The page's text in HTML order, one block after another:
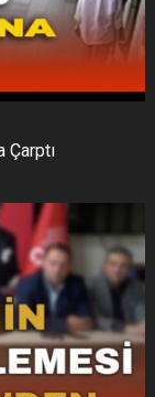
Çarptı